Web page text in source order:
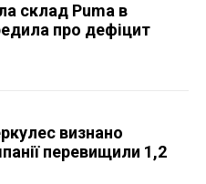
склад Puma в
про дефіцит
визнано
перевищили 1,2